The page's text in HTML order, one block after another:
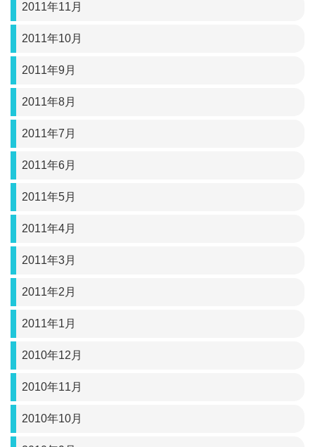
2011年11月
2011年10月
2011年9月
2011年8月
2011年7月
2011年6月
2011年5月
2011年4月
2011年3月
2011年2月
2011年1月
2010年12月
2010年11月
2010年10月